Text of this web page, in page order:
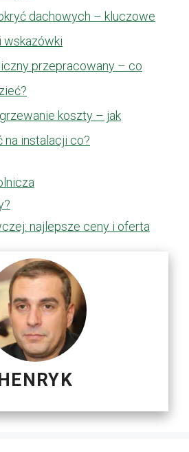
dachowych – kluczowe
wskazówki
przepracowany – co
koszty – jak
na instalacji co?
najlepsze ceny i oferta